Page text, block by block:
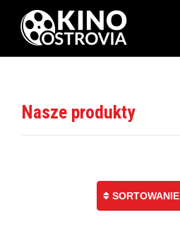
Nasze produkty
SORTOWANIE